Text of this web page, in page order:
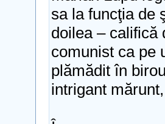
sa la funcţia de
doilea – califică
comunist ca pe
plămădit în
intrigant